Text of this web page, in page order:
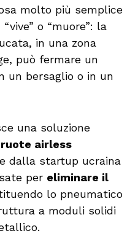
molto più semplice
o “muore”: la
in una zona
può fermare un
un bersaglio o in un
una soluzione
ruote airless
dalla startup ucraina
per eliminare il
lo pneumatico
a moduli solidi